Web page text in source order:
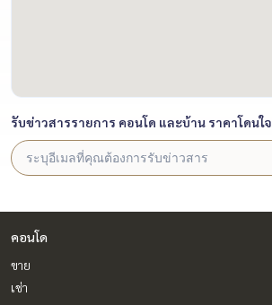
รับข่าวสารรายการ คอนโด และบ้าน ราคาโดนใจ
คอนโด
ขาย
เช่า